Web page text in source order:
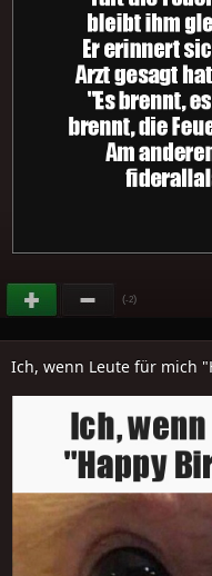
(-2)
Ich, wenn Leute für mich